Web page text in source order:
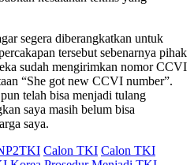
segera diberangkatkan untuk
tersebut sebenarnya pihak
sudah mengirimkan nomor CCVI
“She got new CCVI number”.
telah bisa menjadi tulang
saya masih belum bisa
saya.
Calon TKI Calon TKI